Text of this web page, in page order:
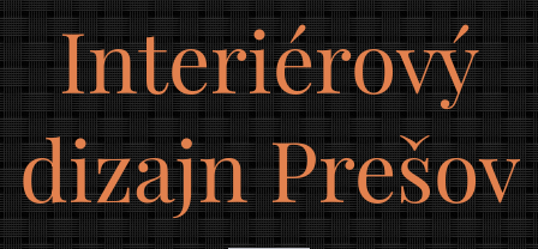
Interiérový
dizajn Prešov